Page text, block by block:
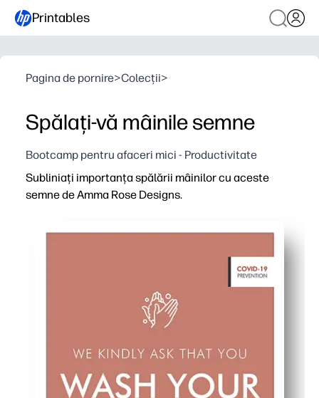
Printables
Pagina de pornire>Colecții>
Spălați-vă mâinile semne
Bootcamp pentru afaceri mici - Productivitate
Subliniați importanța spălării mâinilor cu aceste
semne de Amma Rose Designs.